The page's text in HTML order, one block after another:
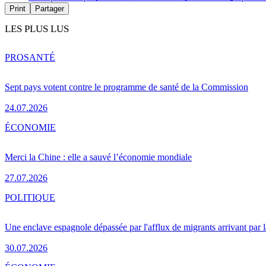
Print Partager
LES PLUS LUS
Sept pays votent contre le programme de santé de la Commission
24.07.2026
PROSANTÉ
Merci la Chine : elle a sauvé l’économie mondiale
27.07.2026
ÉCONOMIE
Une enclave espagnole dépassée par l'afflux de migrants arrivant par
30.07.2026
POLITIQUE